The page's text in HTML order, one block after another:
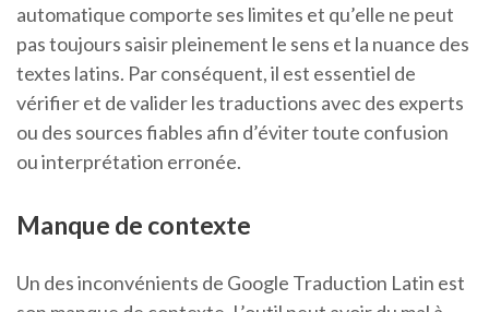
automatique comporte ses limites et qu’elle ne peut
pas toujours saisir pleinement le sens et la nuance des
textes latins. Par conséquent, il est essentiel de
vérifier et de valider les traductions avec des experts
ou des sources fiables afin d’éviter toute confusion
ou interprétation erronée.
Manque de contexte
Un des inconvénients de Google Traduction Latin est